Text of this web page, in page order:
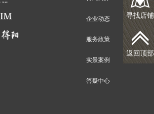
寻找店铺
返回顶部